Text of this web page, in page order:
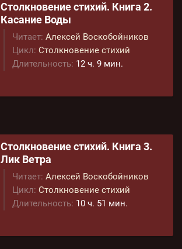
Столкновение стихий. Книга 2.
Касание Воды
Читает: Алексей Воскобойников
Цикл: Столкновение стихий
Длительность: 12 ч. 9 мин.
Столкновение стихий. Книга 3.
Лик Ветра
Читает: Алексей Воскобойников
Цикл: Столкновение стихий
Длительность: 10 ч. 51 мин.